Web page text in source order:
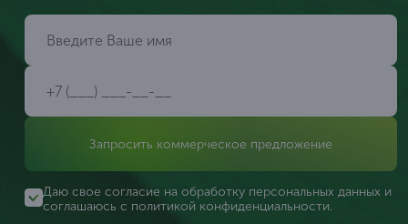
Запросить коммерческое предложение
Даю свое согласие на обработку персональных данных и
соглашаюсь с политикой конфиденциальности.